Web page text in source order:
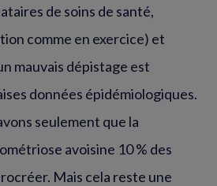
de soins de santé,
comme en exercice) et
mauvais dépistage est
données épidémiologiques.
seulement que la
avoisine 10 % des
Mais cela reste une